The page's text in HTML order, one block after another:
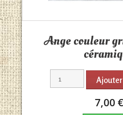
Ange couleur
7,00 €